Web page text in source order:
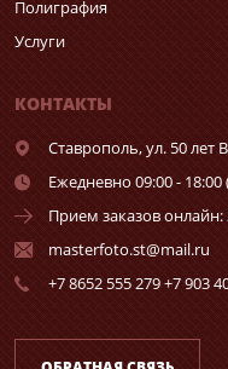
Полиграфия
Услуги
КОНТАКТЫ
Ставрополь,ул. 50 лет
Ежедневно 09:00 -
Прием заказов онлайн:
masterfoto.st@mail.ru
+7 8652 555 279 +7 903